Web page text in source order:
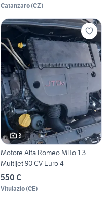
Catanzaro(CZ)
3
Motore Alfa Romeo MiTo 1.3
Multijet 90 CV Euro 4
550 €
Vitulazio(CE)